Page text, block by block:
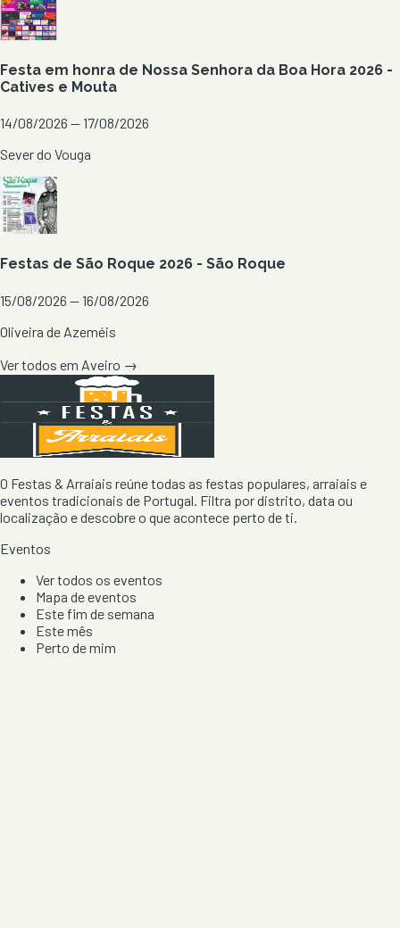
Festa em honra de Nossa Senhora da Boa Hora 2026 -
Catives e Mouta
14/08/2026 — 17/08/2026
Sever do Vouga
Festas de São Roque 2026 - São Roque
15/08/2026 — 16/08/2026
Oliveira de Azeméis
Ver todos em Aveiro →
O Festas & Arraiais reúne todas as festas populares, arraiais e
eventos tradicionais de Portugal. Filtra por distrito, data ou
localização e descobre o que acontece perto de ti.
Eventos
Ver todos os eventos
Mapa de eventos
Este fim de semana
Este mês
Perto de mim